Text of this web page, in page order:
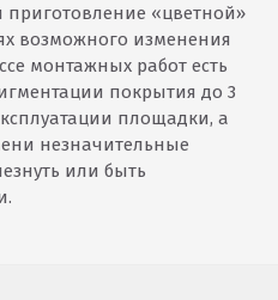
«цветной»
возможного изменения
монтажных работ есть
покрытия до 3
площадки, а
незначительные
или быть